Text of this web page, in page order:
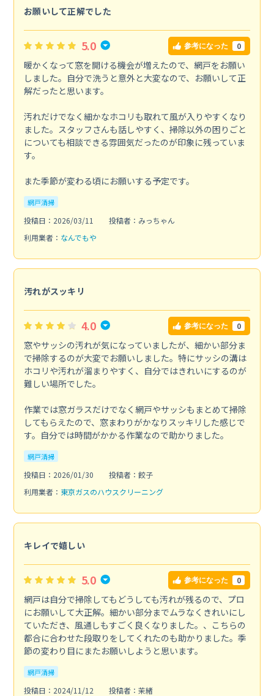
お願いして正解でした
5.0 参考になった 0
暖かくなって窓を開ける機会が増えたので、網戸をお願い
しました。自分で洗うと意外と大変なので、お願いして正
解だったと思います。
汚れだけでなく細かなホコリも取れて風が入りやすくなり
ました。スタッフさんも話しやすく、掃除以外の困りごと
についても相談できる雰囲気だったのが印象に残っていま
す。
また季節が変わる頃にお願いする予定です。
網戸清掃
投稿日：2026/03/11
投稿者：みっちゃん
利用業者： なんでもや
汚れがスッキリ
4.0 参考になった 0
窓やサッシの汚れが気になっていましたが、細かい部分ま
で掃除するのが大変でお願いしました。特にサッシの溝は
ホコリや汚れが溜まりやすく、自分ではきれいにするのが
難しい場所でした。
作業では窓ガラスだけでなく網戸やサッシもまとめて掃除
してもらえたので、窓まわりがかなりスッキリした感じで
す。自分では時間がかかる作業なので助かりました。
網戸清掃
投稿日：2026/01/30
投稿者：餃子
利用業者： 東京ガスのハウスクリーニング
キレイで嬉しい
5.0 参考になった 0
網戸は自分で掃除してもどうしても汚れが残るので、プロ
にお願いして大正解。細かい部分までムラなくきれいにし
ていただき、風通しもすごく良くなりました。、こちらの
都合に合わせた段取りをしてくれたのも助かりました。季
節の変わり目にまたお願いしようと思います。
網戸清掃
投稿日：2024/11/12
投稿者：茉緒